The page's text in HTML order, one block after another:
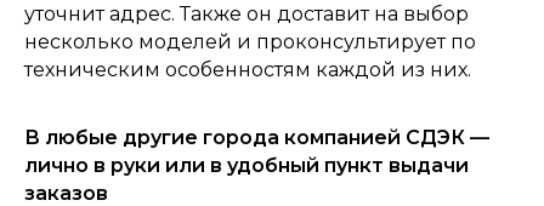
уточнит адрес. Также он доставит на выбор
несколько моделей и проконсультирует по
техническим особенностям каждой из них.
В любые другие города компанией СДЭК —
лично в руки или в удобный пункт выдачи
заказов